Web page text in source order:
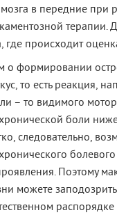
в передние при
терапии.
где происходит
о формировании
то есть реакция,
– то видимого
боли
следовательно,
Поэтому
можете